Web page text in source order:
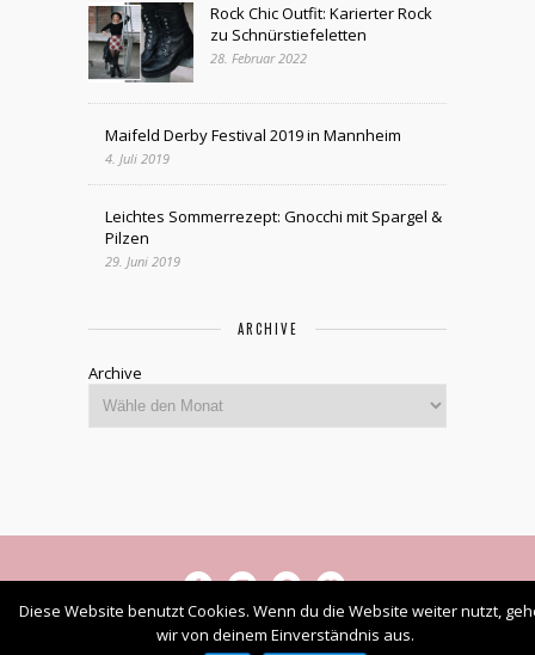
Rock Chic Outfit: Karierter Rock
zu Schnürstiefeletten
28. Februar 2022
Maifeld Derby Festival 2019 in Mannheim
4. Juli 2019
Leichtes Sommerrezept: Gnocchi mit Spargel &
Pilzen
29. Juni 2019
ARCHIVE
Archive
Diese Website benutzt Cookies. Wenn du die Website weiter nutzt,
wir von deinem Einverständnis aus.